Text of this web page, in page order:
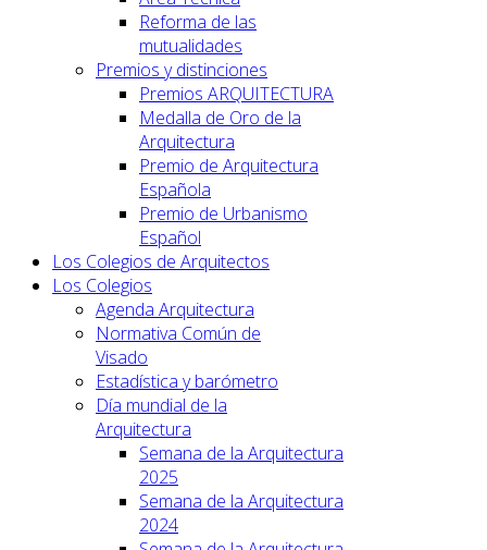
Reforma de las
mutualidades
Premios y distinciones
Premios ARQUITECTURA
Medalla de Oro de la
Arquitectura
Premio de Arquitectura
Española
Premio de Urbanismo
Español
Los Colegios de Arquitectos
Los Colegios
Agenda Arquitectura
Normativa Común de
Visado
Estadística y barómetro
Día mundial de la
Arquitectura
Semana de la Arquitectura
2025
Semana de la Arquitectura
2024